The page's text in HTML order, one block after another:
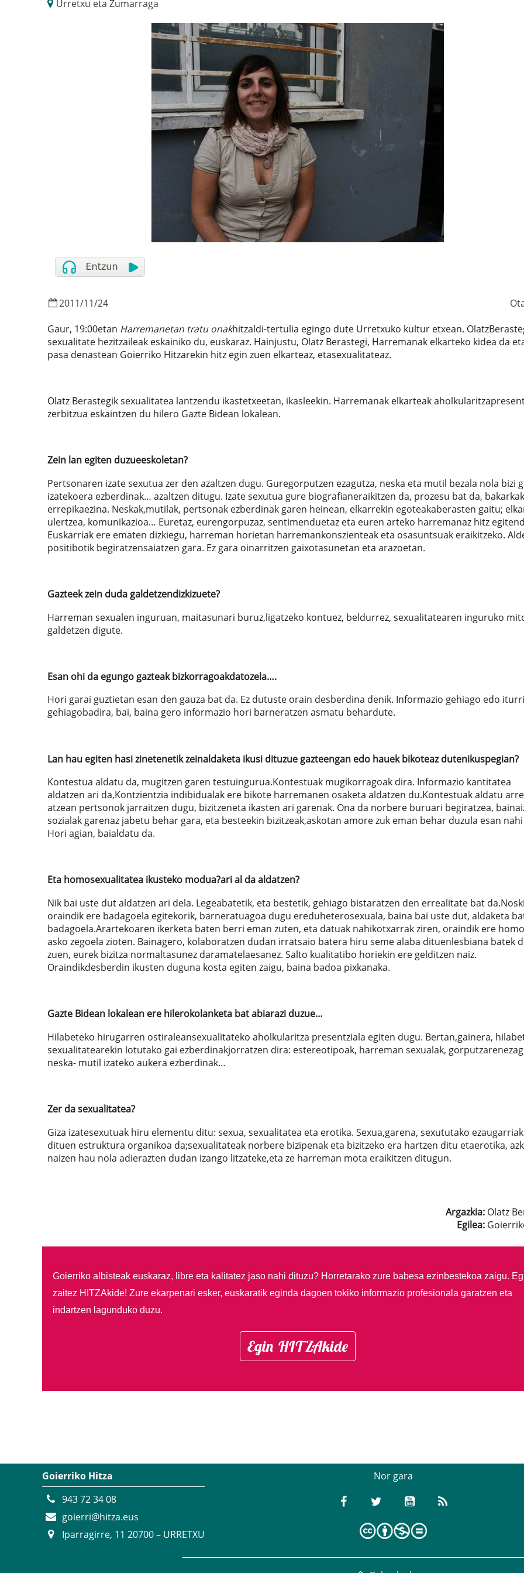
Urretxu eta Zumarraga
2011/11/24
Gaur, 19:00etan Harremanetan tratu onakhitzaldi-tertulia egingo dute Urretxuko kultur etxean.
sexualitate hezitzaileak eskainiko du, euskaraz. Hainjustu, Olatz Berastegi, Harremanak elkarteko kidea da
pasa denastean Goierriko Hitzarekin hitz egin zuen elkarteaz, etasexualitateaz.
Olatz Berastegik sexualitatea lantzendu ikastetxeetan, ikasleekin. Harremanak elkarteak
zerbitzua eskaintzen du hilero Gazte Bidean lokalean.
Zein lan egiten duzueeskoletan?
Pertsonaren izate sexutua zer den azaltzen dugu. Guregorputzen ezagutza, neska eta mutil bezala nola bizi
izatekoera ezberdinak… azaltzen ditugu. Izate sexutua gure biografianeraikitzen da, prozesu bat da,
errepikaezina. Neskak,mutilak, pertsonak ezberdinak garen heinean, elkarrekin egoteakaberasten gaitu;
ulertzea, komunikazioa… Euretaz, eurengorpuzaz, sentimenduetaz eta euren arteko harremanaz hitz
Euskarriak ere ematen dizkiegu, harreman horietan harremankonszienteak eta osasuntsuak eraikitzeko.
positibotik begiratzensaiatzen gara. Ez gara oinarritzen gaixotasunetan eta arazoetan.
Gazteek zein duda galdetzendizkizuete?
Harreman sexualen inguruan, maitasunari buruz,ligatzeko kontuez, beldurrez, sexualitatearen inguruko
galdetzen digute.
Esan ohi da egungo gazteak bizkorragoakdatozela….
Hori garai guztietan esan den gauza bat da. Ez dutuste orain desberdina denik. Informazio gehiago edo iturri
gehiagobadira, bai, baina gero informazio hori barneratzen asmatu behardute.
Lan hau egiten hasi zinetenetik zeinaldaketa ikusi dituzue gazteengan edo hauek bikoteaz dutenikuspegian?
Kontestua aldatu da, mugitzen garen testuingurua.Kontestuak mugikorragoak dira. Informazio kantitatea
aldatzen ari da,Kontzientzia indibidualak ere bikote harremanen osaketa aldatzen du.Kontestuak aldatu
atzean pertsonok jarraitzen dugu, bizitzeneta ikasten ari garenak. Ona da norbere buruari begiratzea,
sozialak garenaz jabetu behar gara, eta besteekin bizitzeak,askotan amore zuk eman behar duzula esan
Hori agian, baialdatu da.
Eta homosexualitatea ikusteko modua?ari al da aldatzen?
Nik bai uste dut aldatzen ari dela. Legeabatetik, eta bestetik, gehiago bistaratzen den errealitate bat
oraindik ere badagoela egitekorik, barneratuagoa dugu ereduheterosexuala, baina bai uste dut, aldaketa
badagoela.Arartekoaren ikerketa baten berri eman zuten, eta datuak nahikotxarrak ziren, oraindik ere
asko zegoela zioten. Bainagero, kolaboratzen dudan irratsaio batera hiru seme alaba dituenlesbiana batek
zuen, eurek bizitza normaltasunez daramatelaesanez. Salto kualitatibo horiekin ere gelditzen naiz.
Oraindikdesberdin ikusten duguna kosta egiten zaigu, baina badoa pixkanaka.
Gazte Bidean lokalean ere hilerokolanketa bat abiarazi duzue…
Hilabeteko hirugarren ostiraleansexualitateko aholkularitza presentziala egiten dugu. Bertan,gainera,
sexualitatearekin lotutako gai ezberdinakjorratzen dira: estereotipoak, harreman sexualak,
neska- mutil izateko aukera ezberdinak…
Zer da sexualitatea?
Giza izatesexutuak hiru elementu ditu: sexua, sexualitatea eta erotika. Sexua,garena, sexututako ezaugarriak
dituen estruktura organikoa da;sexualitateak norbere bizipenak eta bizitzeko era hartzen ditu etaerotika,
naizen hau nola adierazten dudan izango litzateke,eta ze harreman mota eraikitzen ditugun.
Argazkia:Olatz
Egilea:
Goierriko albisteak euskaraz, libre eta kalitatez jaso nahi dituzu? Horretarako zure babesa ezinbestekoa zaigu.
zaitez HITZAkide! Zure ekarpenari esker, euskaratik eginda dagoen tokiko informazio profesionala garatzen eta
indartzen lagunduko duzu.
Egin HITZAkide
Goierriko Hitza
943 72 34 08
goierri@hitza.eus
Iparragirre, 11 20700 – URRETXU
Nor gara